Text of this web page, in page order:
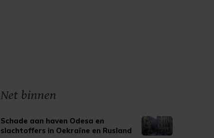
Net binnen
Schade aan haven Odesa en
slachtoffers in Oekraïne en Rusland